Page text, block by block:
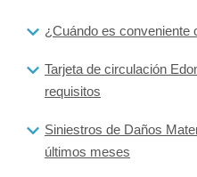
¿Cuándo es conveniente
Tarjeta de circulación
requisitos
Siniestros de Daños
últimos meses